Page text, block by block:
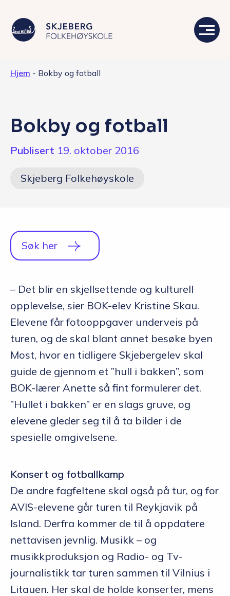
Skolen
Valgfag
Q&A
Opptakskrav og priser
English
Søk i dag
Hjem - Bokby og fotball
Bokby og fotball
Publisert 19. oktober 2016
Skjeberg Folkehøyskole
Søk her
– Det blir en skjellsettende og kulturell
opplevelse, sier BOK-elev Kristine Skau.
Elevene får fotooppgaver underveis på
turen, og de skal blant annet besøke byen
Most, hvor en tidligere Skjebergelev skal
guide de gjennom et ”hull i bakken”, som
BOK-lærer Anette så fint formulerer det.
”Hullet i bakken” er en slags gruve, og
elevene gleder seg til å ta bilder i de
spesielle omgivelsene.
Konsert og fotballkamp
De andre fagfeltene skal også på tur, og for
AVIS-elevene går turen til Reykjavik på
Island. Derfra kommer de til å oppdatere
nettavisen jevnlig. Musikk – og
musikkproduksjon og Radio- og Tv-
journalistikk tar turen sammen til Vilnius i
Litauen. Her skal de holde konserter, mens